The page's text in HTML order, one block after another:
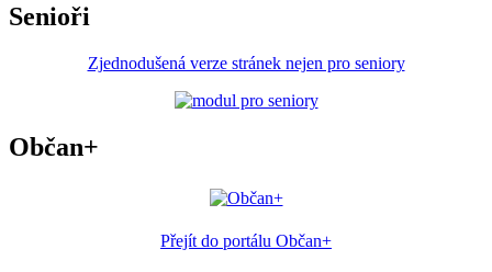
Senioři
Zjednodušená verze stránek nejen pro seniory
Občan+
Přejít do portálu Občan+